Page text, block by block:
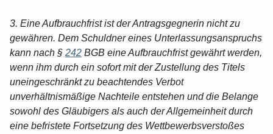
3. Eine Aufbrauchfrist ist der Antragsgegnerin nicht zu
gewähren. Dem Schuldner eines Unterlassungsanspruchs
kann nach § 242 BGB eine Aufbrauchfrist gewährt werden,
wenn ihm durch ein sofort mit der Zustellung des Titels
uneingeschränkt zu beachtendes Verbot
unverhältnismäßige Nachteile entstehen und die Belange
sowohl des Gläubigers als auch der Allgemeinheit durch
eine befristete Fortsetzung des Wettbewerbsverstoßes